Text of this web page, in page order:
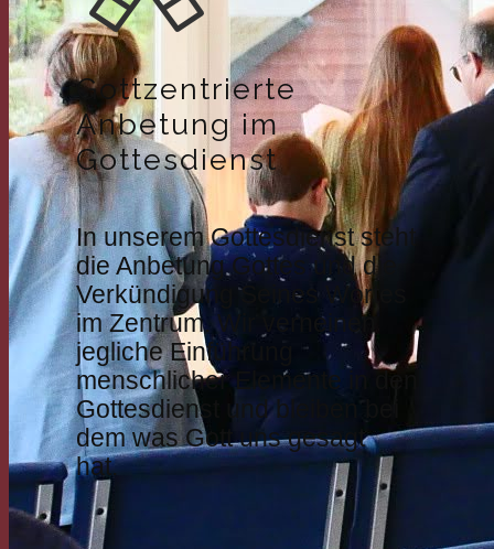
Gottzentrierte
Anbetung im
Gottesdienst
In unserem Gottesdienst steht
die Anbetung Gottes und die
Verkündigung Seines Wortes
im Zentrum. Wir verneinen
jegliche Einführung
menschlicher Elemente in den
Gottesdienst und bleiben bei
dem was Gott uns gesagt
hat.